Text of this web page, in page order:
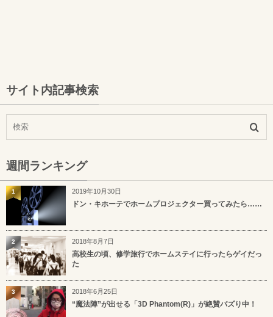
サイト内記事検索
週間ランキング
2019年10月30日
ドン・キホーテでホームプロジェクター買ってみたら……
1
2018年8月7日
高校生の頃、修学旅行でホームステイに行ったらゲイだっ
た
2
2018年6月25日
“魔法陣”が出せる「3D Phantom(R)」が絶賛バズり中！
3